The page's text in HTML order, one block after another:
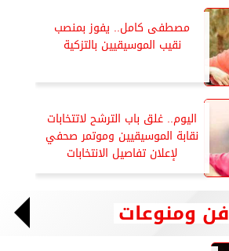
مصطفى كامل.. يفوز بمنصب
نقيب الموسيقيين بالتزكية
اليوم.. غلق باب الترشح لاتتخابات
نقابة الموسيقيين وموتمر صحفي
لإعلان تفاصيل الانتخابات
فن ومنوعات